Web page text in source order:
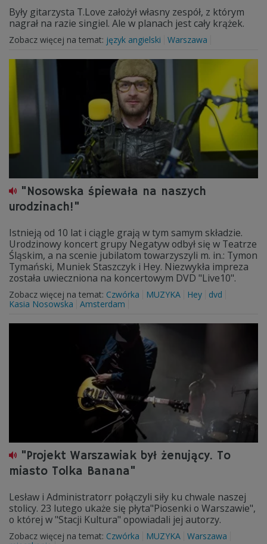
Były gitarzysta T.Love założył własny zespół, z którym
nagrał na razie singiel. Ale w planach jest cały krążek.
Zobacz więcej na temat: język angielski Warszawa
"Nosowska śpiewała na naszych
urodzinach!"
Istnieją od 10 lat i ciągle grają w tym samym składzie.
Urodzinowy koncert grupy Negatyw odbył się w Teatrze
Śląskim, a na scenie jubilatom towarzyszyli m. in.: Tymon
Tymański, Muniek Staszczyk i Hey. Niezwykła impreza
została uwieczniona na koncertowym DVD "Live10".
Zobacz więcej na temat: Czwórka MUZYKA Hey
dvd
Kasia Nosowska
Amsterdam
"Projekt Warszawiak był żenujący. To
miasto Tolka Banana"
Lesław i Administratorr połączyli siły ku chwale naszej
stolicy. 23 lutego ukaże się płyta"Piosenki o Warszawie",
o której w "Stacji Kultura" opowiadali jej autorzy.
Zobacz więcej na temat: Czwórka MUZYKA Warszawa